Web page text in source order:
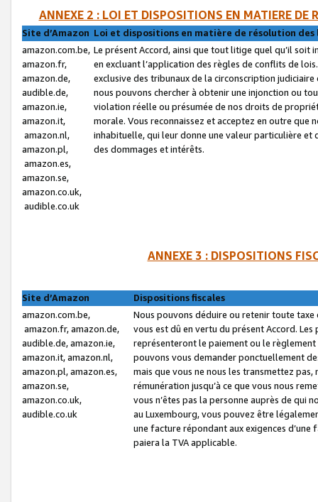
ANNEXE 2 : LOI ET DISPOSITIONS EN MATIERE DE
Site d’Amazon Loi et dispositions en matière de résolution
amazon.com.be,
amazon.fr,
amazon.de,
audible.de,
amazon.ie,
amazon.it,
amazon.nl,
amazon.pl,
amazon.es,
amazon.se,
amazon.co.uk,
audible.co.uk
Le présent Accord, ainsi que tout litige quel qu’il soit
en excluant l’application des règles de conflits de
exclusive des tribunaux de la circonscription
nous pouvons chercher à obtenir une injonction ou
violation réelle ou présumée de nos droits de
morale. Vous reconnaissez et acceptez en outre que
inhabituelle, qui leur donne une valeur particulière
des dommages et intérêts.
ANNEXE 3 : DISPOSITIONS
Site d’Amazon
Dispositions fiscales
amazon.com.be,
amazon.fr, amazon.de,
audible.de, amazon.ie,
amazon.it, amazon.nl,
amazon.pl, amazon.es,
amazon.se,
amazon.co.uk,
audible.co.uk
Nous pouvons déduire ou retenir toute
vous est dû en vertu du présent Accord.
représenteront le paiement ou le
pouvons vous demander ponctuellement
mais que vous ne nous les transmettez
rémunération jusqu’à ce que vous nous
vous n’êtes pas la personne auprès de qui
au Luxembourg, vous pouvez être
une facture répondant aux exigences
paiera la TVA applicable.